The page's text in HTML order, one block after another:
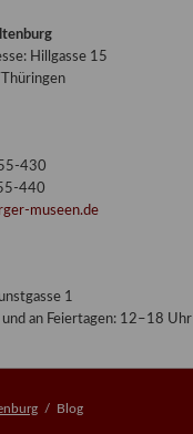
Hillgasse 15
430
440
museen.de
1
und an Feiertagen: 12–18 Uhr
Blog